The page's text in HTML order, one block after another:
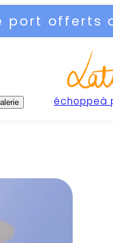
port offerts
échoppeà